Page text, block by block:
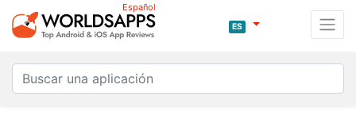
Español
ES